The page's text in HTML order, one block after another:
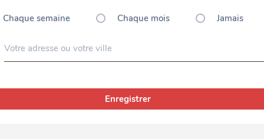
Chaque semaine Chaque mois Jamais
Votre adresse ou votre ville